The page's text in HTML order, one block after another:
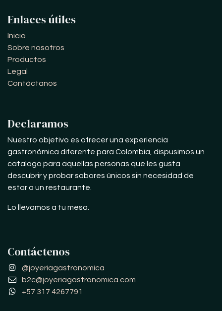
Enlaces útiles
Inicio
Sobre nosotros
Productos
Legal
Contáctanos
Declaramos
Nuestro objetivo es ofrecer una experiencia
gastronómica diferente para Colombia, dispusimos un
catalogo para aquellas personas que les gusta
descubrir y probar sabores únicos sin necesidad de
estar a un restaurante.
Lo llevamos a tu mesa.
Contáctenos
@joyeriagastronomica
b2c@joyeriagastronomica.com
+57 317 4267791